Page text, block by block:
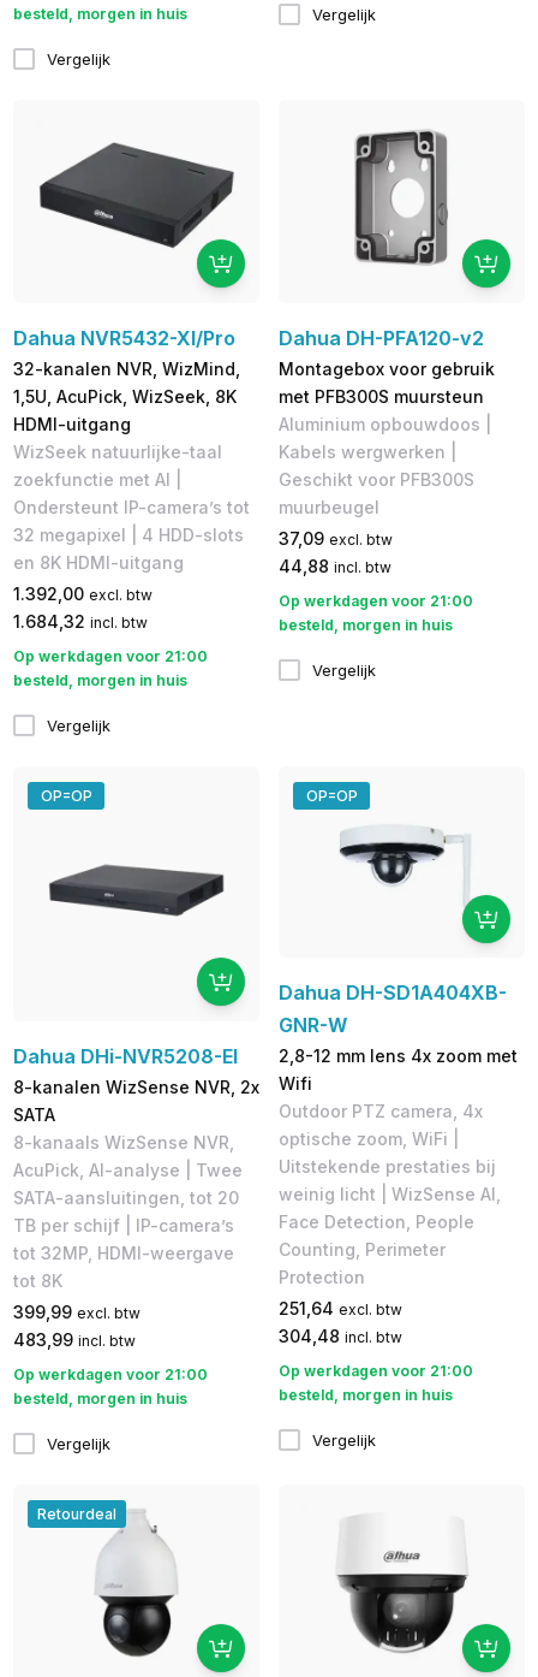
besteld, morgen in huis
Vergelijk
Vergelijk
Dahua NVR5432-XI/Pro
32-kanalen NVR, WizMind,
1,5U, AcuPick, WizSeek, 8K
HDMI-uitgang
WizSeek natuurlijke-taal
zoekfunctie met AI |
Ondersteunt IP-camera’s tot
32 megapixel | 4 HDD-slots
en 8K HDMI-uitgang
1.392,00 excl. btw
1.684,32 incl. btw
Op werkdagen voor 21:00
besteld, morgen in huis
Vergelijk
Dahua DH-PFA120-v2
Montagebox voor gebruik
met PFB300S muursteun
Aluminium opbouwdoos |
Kabels wergwerken |
Geschikt voor PFB300S
muurbeugel
37,09 excl. btw
44,88 incl. btw
Op werkdagen voor 21:00
besteld, morgen in huis
Vergelijk
OP=OP
Dahua DHi-NVR5208-EI
8-kanalen WizSense NVR, 2x
SATA
8-kanaals WizSense NVR,
AcuPick, AI-analyse | Twee
SATA-aansluitingen, tot 20
TB per schijf | IP-camera’s
tot 32MP, HDMI-weergave
tot 8K
399,99 excl. btw
483,99 incl. btw
Op werkdagen voor 21:00
besteld, morgen in huis
Vergelijk
OP=OP
Dahua DH-SD1A404XB-
GNR-W
2,8-12 mm lens 4x zoom met
Wifi
Outdoor PTZ camera, 4x
optische zoom, WiFi |
Uitstekende prestaties bij
weinig licht | WizSense AI,
Face Detection, People
Counting, Perimeter
Protection
251,64 excl. btw
304,48 incl. btw
Op werkdagen voor 21:00
besteld, morgen in huis
Vergelijk
Retourdeal